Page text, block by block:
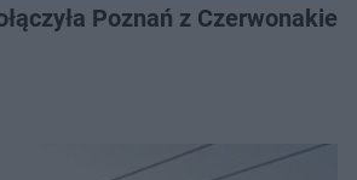
Poznań z